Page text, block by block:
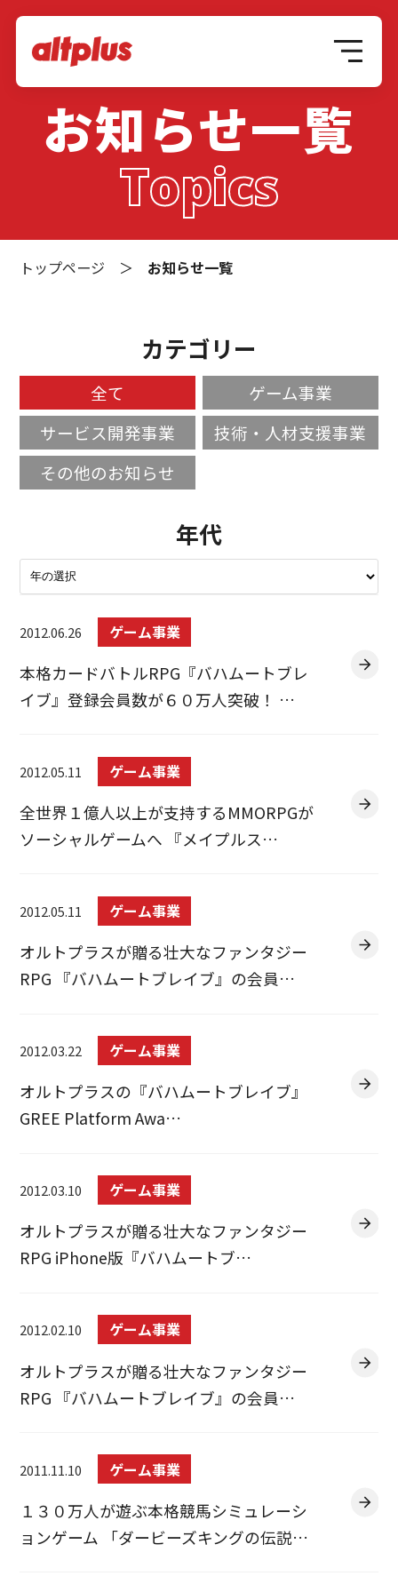
お知らせ一覧
Topics
トップページ ＞ お知らせ一覧
2012.06.26 ゲーム事業
本格カードバトルRPG『バハムートブレ
イブ』登録会員数が６０万人突破！ …
2012.05.11 ゲーム事業
全世界１億人以上が支持するMMORPGが
ソーシャルゲームへ 『メイプルス…
2012.05.11 ゲーム事業
オルトプラスが贈る壮大なファンタジー
RPG 『バハムートブレイブ』の会員…
2012.03.22 ゲーム事業
オルトプラスの『バハムートブレイブ』
GREE Platform Awa…
2012.03.10 ゲーム事業
オルトプラスが贈る壮大なファンタジー
RPG iPhone版『バハムートブ…
2012.02.10 ゲーム事業
オルトプラスが贈る壮大なファンタジー
RPG 『バハムートブレイブ』の会員…
2011.11.10 ゲーム事業
１３０万人が遊ぶ本格競馬シミュレーシ
ョンゲーム 「ダービーズキングの伝説…
カテゴリー
全て
ゲーム事業
サービス開発事業
技術・人材支援事業
その他のお知らせ
年代